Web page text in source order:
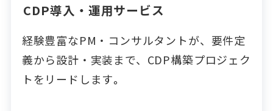
CDP導入・運用サービス
経験豊富なPM・コンサルタントが、要件定
義から設計・実装まで、CDP構築プロジェク
トをリードします。